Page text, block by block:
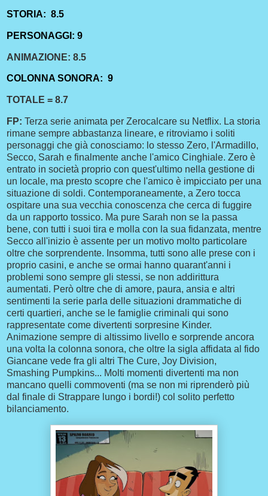
STORIA: 8.5
PERSONAGGI: 9
ANIMAZIONE: 8.5
COLONNA SONORA: 9
TOTALE = 8.7
FP: Terza serie animata per Zerocalcare su Netflix. La storia
rimane sempre abbastanza lineare, e ritroviamo i soliti
personaggi che già conosciamo: lo stesso Zero, l'Armadillo,
Secco, Sarah e finalmente anche l'amico Cinghiale. Zero è
entrato in società proprio con quest'ultimo nella gestione di
un locale, ma presto scopre che l'amico è impicciato per una
situazione di soldi. Contemporaneamente, a Zero tocca
ospitare una sua vecchia conoscenza che cerca di fuggire
da un rapporto tossico. Ma pure Sarah non se la passa
bene, con tutti i suoi tira e molla con la sua fidanzata, mentre
Secco all'inizio è assente per un motivo molto particolare
oltre che sorprendente. Insomma, tutti sono alle prese con i
proprio casini, e anche se ormai hanno quarant'anni i
problemi sono sempre gli stessi, se non addirittura
aumentati. Però oltre che di amore, paura, ansia e altri
sentimenti la serie parla delle situazioni drammatiche di
certi quartieri, anche se le famiglie criminali qui sono
rappresentate come divertenti sorpresine Kinder.
Animazione sempre di altissimo livello e sorprende ancora
una volta la colonna sonora, che oltre la sigla affidata al fido
Giancane vede fra gli altri The Cure, Joy Division,
Smashing Pumpkins... Molti momenti divertenti ma non
mancano quelli commoventi (ma se non mi riprenderò più
dal finale di Strappare lungo i bordi!) col solito perfetto
bilanciamento.